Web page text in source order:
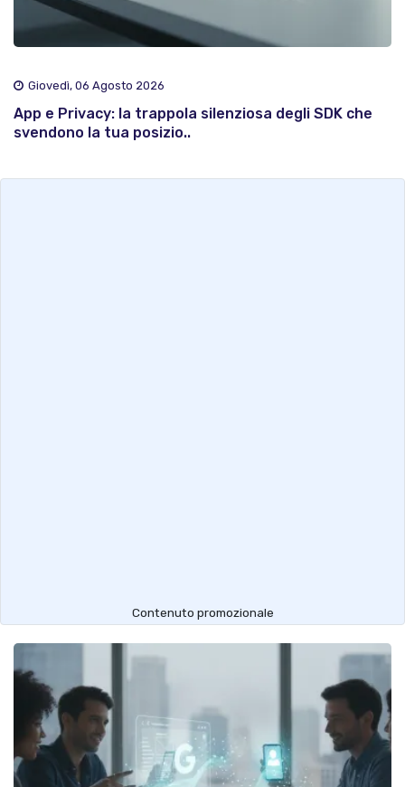
Giovedì, 06 Agosto 2026
App e Privacy: la trappola silenziosa degli SDK che
svendono la tua posizio..
Contenuto promozionale